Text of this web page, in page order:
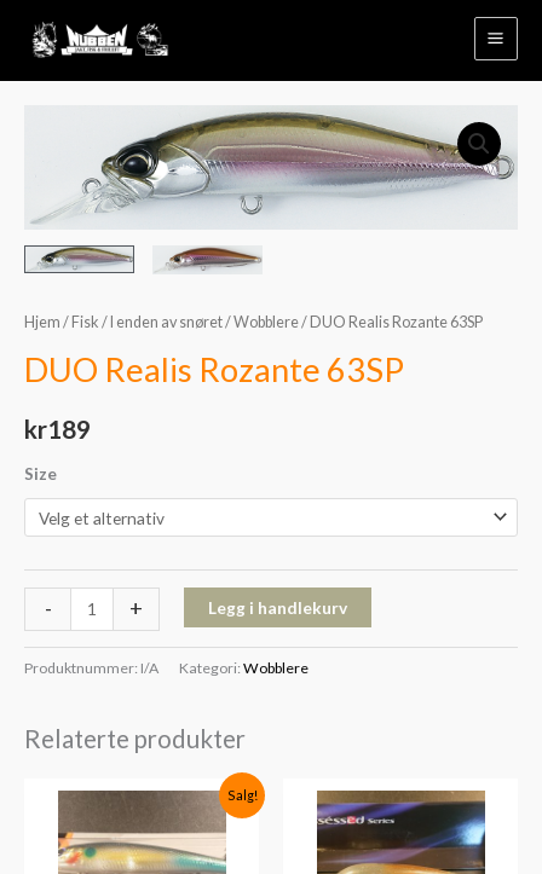
Hjem / Fisk / I enden av snøret/Wobblere/ DUO Realis Rozante 63SP
DUO Realis Rozante 63SP
kr189
Size
-
Rozante
63SP
+ Legg i handlekurv
Produktnummer: I/A Kategori: Wobblere
Relaterte produkter
Salg!
Opprinnelig
kr139.
Nåværende
kr89.
Prisområde:
kr99
til
kr119